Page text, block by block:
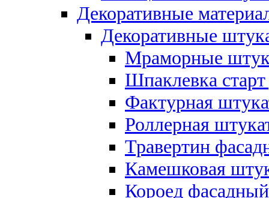
Декоративные
Декоративные
Мраморные
Шпаклевка
Фактурная
Роллерная
Травертин
Камешковая
Короед